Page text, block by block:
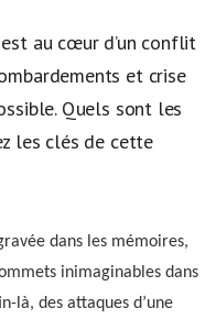
au cœur d’un conflit
et crise
Quels sont les
les clés de cette
dans les mémoires,
inimaginables dans
là, des attaques d’une